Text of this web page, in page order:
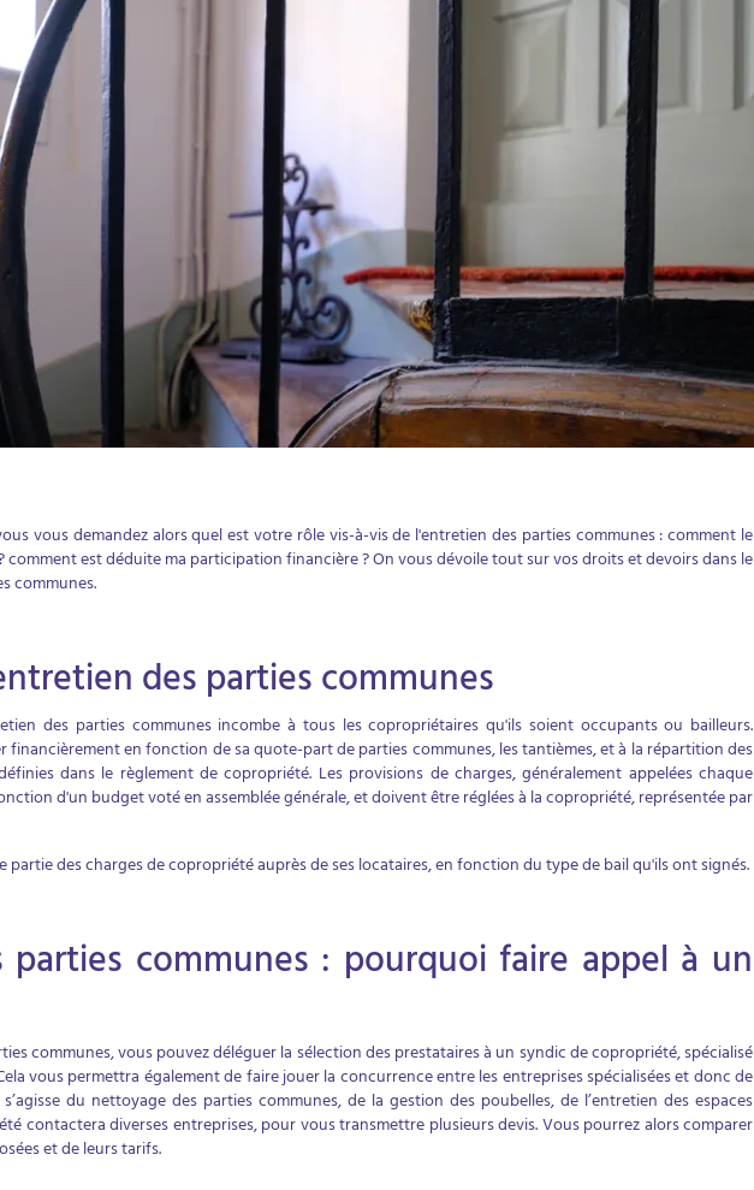
vous demandez alors quel est votre rôle vis-à-vis de l'entretien des parties communes : comment le
comment est déduite ma participation financière ? On vous dévoile tout sur vos droits et devoirs dans le
communes.
des parties communes
des parties communes incombe à tous les copropriétaires qu'ils soient occupants ou bailleurs.
en fonction de sa quote-part de parties communes, les tantièmes, et à la répartition des
dans le règlement de copropriété. Les provisions de charges, généralement appelées chaque
d'un budget voté en assemblée générale, et doivent être réglées à la copropriété, représentée par
partie des charges de copropriété auprès de ses locataires, en fonction du type de bail qu'ils ont signés.
parties communes : pourquoi faire appel à un
communes, vous pouvez déléguer la sélection des prestataires à un syndic de copropriété, spécialisé
vous permettra également de faire jouer la concurrence entre les entreprises spécialisées et donc de
s’agisse du nettoyage des parties communes, de la gestion des poubelles, de l’entretien des espaces
contactera diverses entreprises, pour vous transmettre plusieurs devis. Vous pourrez alors comparer
et de leurs tarifs.